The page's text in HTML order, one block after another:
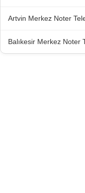
Artvin Merkez Noter
Balıkesir Merkez Noter